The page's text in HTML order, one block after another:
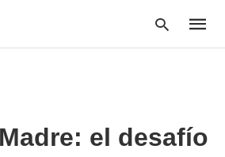
Type
your
search
el desafío